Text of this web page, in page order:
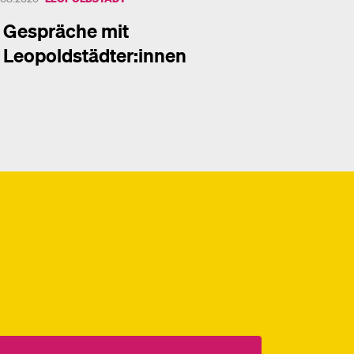
Gespräche mit
Leopoldstädter:innen